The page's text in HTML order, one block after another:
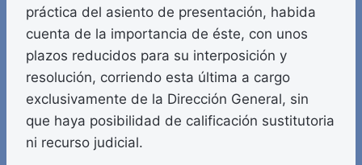
práctica del asiento de presentación, habida
cuenta de la importancia de éste, con unos
plazos reducidos para su interposición y
resolución, corriendo esta última a cargo
exclusivamente de la Dirección General, sin
que haya posibilidad de calificación sustitutoria
ni recurso judicial.